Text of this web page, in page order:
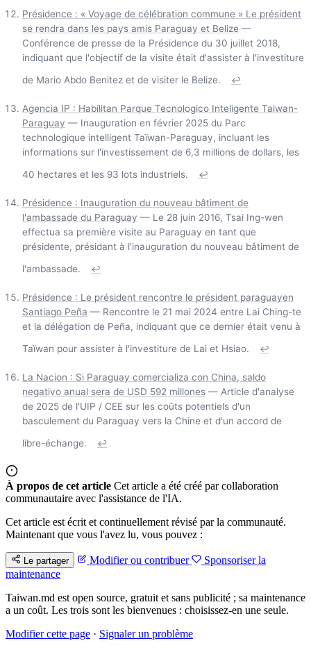
Présidence : « Voyage de célébration commune » Le président
se rendra dans les pays amis Paraguay et Belize —
Conférence de presse de la Présidence du 30 juillet 2018,
indiquant que l'objectif de la visite était d'assister à l'investiture
de Mario Abdo Benitez et de visiter le Belize.
↩
Agencia IP : Habilitan Parque Tecnologico Inteligente Taiwan-
Paraguay — Inauguration en février 2025 du Parc
technologique intelligent Taïwan-Paraguay, incluant les
informations sur l'investissement de 6,3 millions de dollars, les
40 hectares et les 93 lots industriels.
↩
Présidence : Inauguration du nouveau bâtiment de
l'ambassade du Paraguay — Le 28 juin 2016, Tsai Ing-wen
effectua sa première visite au Paraguay en tant que
présidente, présidant à l'inauguration du nouveau bâtiment de
l'ambassade.
↩
Présidence : Le président rencontre le président paraguayen
Santiago Peña — Rencontre le 21 mai 2024 entre Lai Ching-te
et la délégation de Peña, indiquant que ce dernier était venu à
Taïwan pour assister à l'investiture de Lai et Hsiao.
↩
La Nacion : Si Paraguay comercializa con China, saldo
negativo anual sera de USD 592 millones — Article d'analyse
de 2025 de l'UIP / CEE sur les coûts potentiels d'un
basculement du Paraguay vers la Chine et d'un accord de
libre-échange.
↩
À propos de cet article Cet article a été créé par collaboration
communautaire avec l'assistance de l'IA.
Cet article est écrit et continuellement révisé par la communauté.
Maintenant que vous l'avez lu, vous pouvez :
Le partager Modifier ou contribuer
Sponsoriser la
maintenance
Taiwan.md est open source, gratuit et sans publicité ; sa maintenance
a un coût. Les trois sont les bienvenues : choisissez-en une seule.
Modifier cette page · Signaler un problème